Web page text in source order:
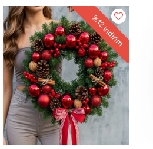
%12
indirim